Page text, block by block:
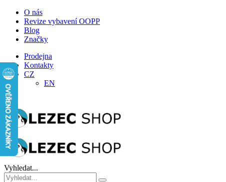
O nás
Revize vybavení OOPP
Blog
Značky
Prodejna
Kontakty
CZ
EN
Vyhledat...